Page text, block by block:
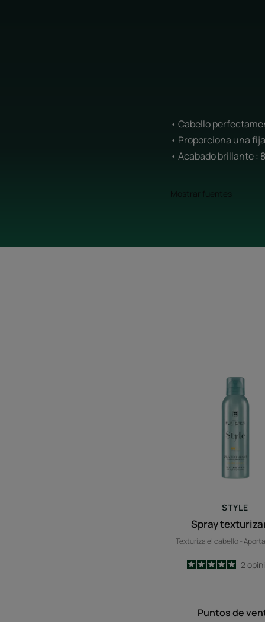
• Cabello
• Proporciona una
• Acabado brillante :
Mostrar fuentes
STYLE
Spray
Texturiza el cabello -
5
/
5
2
Puntos de